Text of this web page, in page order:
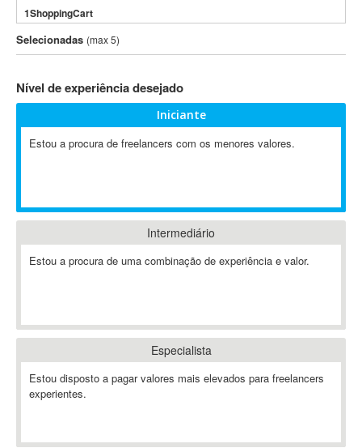
1ShoppingCart
3DS Max
3GSM
802.11
A-GPS
ABAP
Abaqus
ABBYY FineReader
Ableton
Ableton Push
Abstract
Selecionadas (max 5)
Nível de experiência desejado
Iniciante
Estou a procura de freelancers com os menores valores.
Intermediário
Estou a procura de uma combinação de experiência e valor.
Especialista
Estou disposto a pagar valores mais elevados para freelancers
experientes.